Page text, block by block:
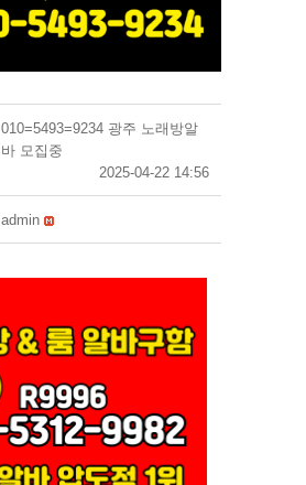
010=5493=9234 광주 노래방알
바 모집중
2025-04-22 14:56
admin